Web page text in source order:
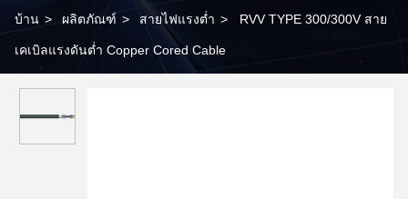
บ้าน > ผลิตภัณฑ์ > สายไฟแรงต่ำ > RVV TYPE 300/300V สาย
เคเบิลแรงดันต่ำ Copper Cored Cable